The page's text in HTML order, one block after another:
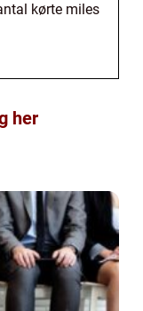
kørte miles
her